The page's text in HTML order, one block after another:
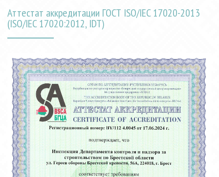
Аттестат аккредитации ГОСТ ISO/IEC 17020-2013
(ISO/IEC 17020:2012, IDT)